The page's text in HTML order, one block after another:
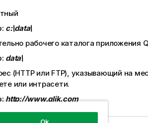
c:\data\
рабочего каталога приложения
data\
(HTTPили FTP), указывающий на
или интрасети.
http://www.qlik.com